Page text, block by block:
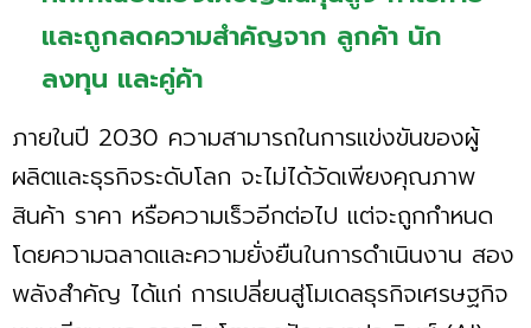
และถูกลดความสำคัญจาก ลูกค้า นัก
ลงทุน และคู่ค้า
ภายในปี 2030 ความสามารถในการแข่งขันของผู้
ผลิตและธุรกิจระดับโลก จะไม่ได้วัดเพียงคุณภาพ
สินค้า ราคา หรือความเร็วอีกต่อไป แต่จะถูกกำหนด
โดยความฉลาดและความยั่งยืนในการดำเนินงาน สอง
พลังสำคัญ ได้แก่ การเปลี่ยนสู่โมเดลธุรกิจเศรษฐกิจ